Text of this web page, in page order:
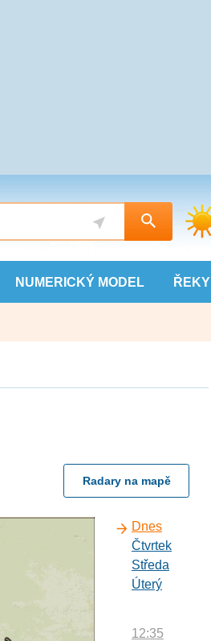
NUMERICKÝ MODEL ŘEKY
Radary na mapě
Dnes
Čtvrtek
Středa
Úterý
12:35